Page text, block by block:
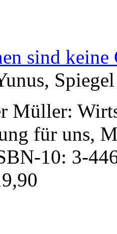
sind keine
Müller:
für uns,
10: 3-